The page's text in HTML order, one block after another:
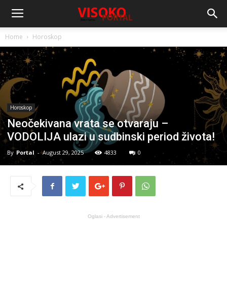
Home Horoskop
Horoskop
Neočekivana vrata se otvaraju –
VODOLIJA ulazi u sudbinski period života!
By Portal - August 29, 2025 4833 0
Oglasi - Advertisement